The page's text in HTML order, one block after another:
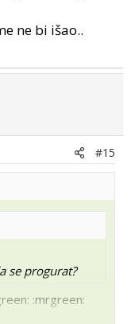
ne bi išao..
#15
se progurat?
:mrgreen: